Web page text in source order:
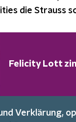
die Strauss
Felicity Lott
Verklärung,